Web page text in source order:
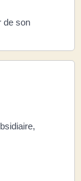
de son